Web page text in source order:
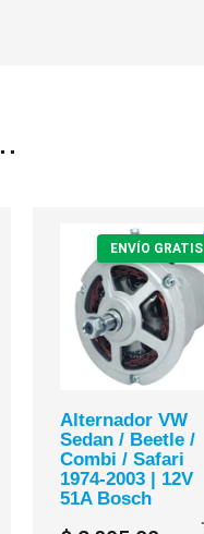
ENVÍO GRATIS
Alternador VW
Sedan / Beetle /
Combi / Safari
1974-2003 | 12V
51A Bosch